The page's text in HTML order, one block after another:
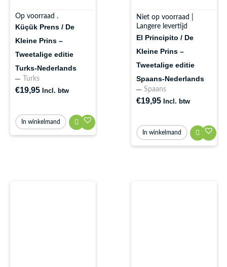
Op voorraad .
Küçük Prens / De
Kleine Prins –
Tweetalige editie
Turks-Nederlands
Turks
€19,95 Incl. btw
In winkelmand
Niet op voorraad |
Langere levertijd
El Principito / De
Kleine Prins –
Tweetalige editie
Spaans-Nederlands
Spaans
€19,95 Incl. btw
In winkelmand